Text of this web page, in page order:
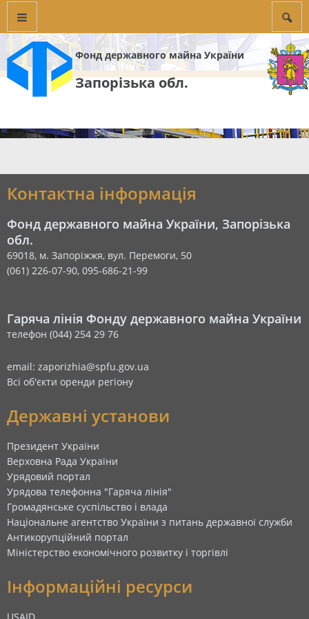
Фонд державного майна України
Запорізька обл.
Контактна інформація
Фонд державного майна України, Запорізька
обл.
69018, м. Запоріжжя, вул. Перемоги, 50
(061) 226-07-90, 095-686-21-99
Гаряча лінія Фонду державного майна України
телефон (044) 254 29 76
email: zaporizhia@spfu.gov.ua
Всі об'єкти оренди регіону
Державні установи
Президент України
Верховна Рада України
Урядовий портал
Урядова телефонна "Гаряча лінія"
Громадянське суспільство і влада
Національне агентство України з питань державної служби
Антикорупційний портал
Міністерство економічного розвитку і торгівлі
Інформаційні ресурси